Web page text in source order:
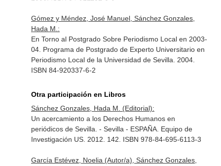
Gómez y Méndez, José Manuel, Sánchez Gonzales,
Hada M.:
En Torno al Postgrado Sobre Periodismo Local en 2003-
04. Programa de Postgrado de Experto Universitario en
Periodismo Local de la Universidad de Sevilla. 2004.
ISBN 84-920337-6-2
Otra participación en Libros
Sánchez Gonzales, Hada M. (Editorial):
Un acercamiento a los Derechos Humanos en
periódicos de Sevilla. - Sevilla - ESPAÑA. Equipo de
Investigación US. 2012. 142. ISBN 978-84-695-6113-3
García Estévez, Noelia (Autor/a), Sánchez Gonzales,